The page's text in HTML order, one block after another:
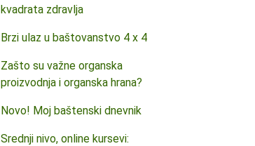
kvadrata zdravlja
Brzi ulaz u baštovanstvo 4 x 4
Zašto su važne organska
proizvodnja i organska hrana?
Novo! Moj baštenski dnevnik
Srednji nivo, online kursevi: